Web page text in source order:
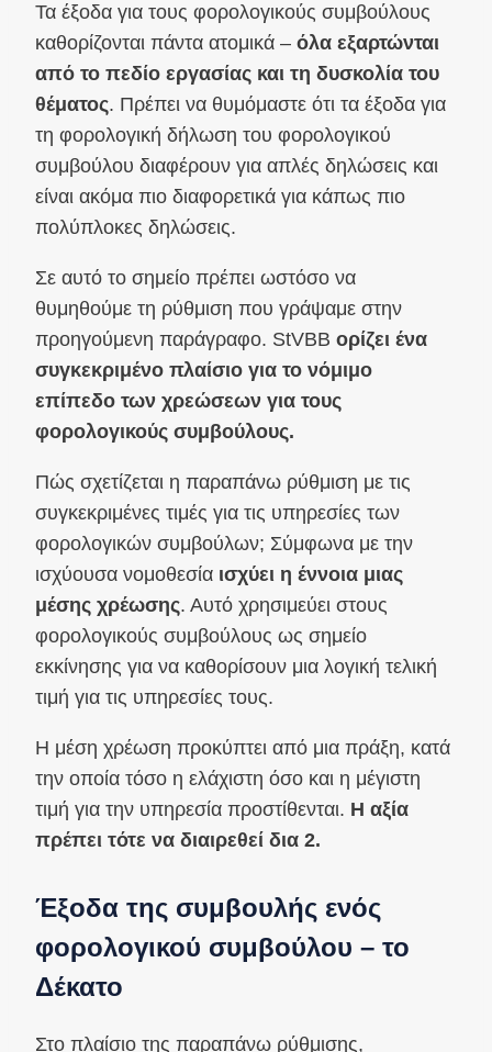
Τα έξοδα για τους φορολογικούς συμβούλους
καθορίζονται πάντα ατομικά – όλα εξαρτώνται
από το πεδίο εργασίας και τη δυσκολία του
θέματος. Πρέπει να θυμόμαστε ότι τα έξοδα για
τη φορολογική δήλωση του φορολογικού
συμβούλου διαφέρουν για απλές δηλώσεις και
είναι ακόμα πιο διαφορετικά για κάπως πιο
πολύπλοκες δηλώσεις.
Σε αυτό το σημείο πρέπει ωστόσο να
θυμηθούμε τη ρύθμιση που γράψαμε στην
προηγούμενη παράγραφο. StVBB ορίζει ένα
συγκεκριμένο πλαίσιο για το νόμιμο
επίπεδο των χρεώσεων για τους
φορολογικούς συμβούλους.
Πώς σχετίζεται η παραπάνω ρύθμιση με τις
συγκεκριμένες τιμές για τις υπηρεσίες των
φορολογικών συμβούλων; Σύμφωνα με την
ισχύουσα νομοθεσία ισχύει η έννοια μιας
μέσης χρέωσης. Αυτό χρησιμεύει στους
φορολογικούς συμβούλους ως σημείο
εκκίνησης για να καθορίσουν μια λογική τελική
τιμή για τις υπηρεσίες τους.
Η μέση χρέωση προκύπτει από μια πράξη, κατά
την οποία τόσο η ελάχιστη όσο και η μέγιστη
τιμή για την υπηρεσία προστίθενται. Η αξία
πρέπει τότε να διαιρεθεί δια 2.
Έξοδα της συμβουλής ενός
φορολογικού συμβούλου – το
Δέκατο
Στο πλαίσιο της παραπάνω ρύθμισης,